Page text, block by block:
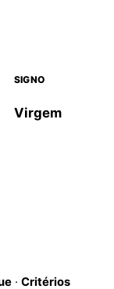
SIGNO
Virgem
· Critérios